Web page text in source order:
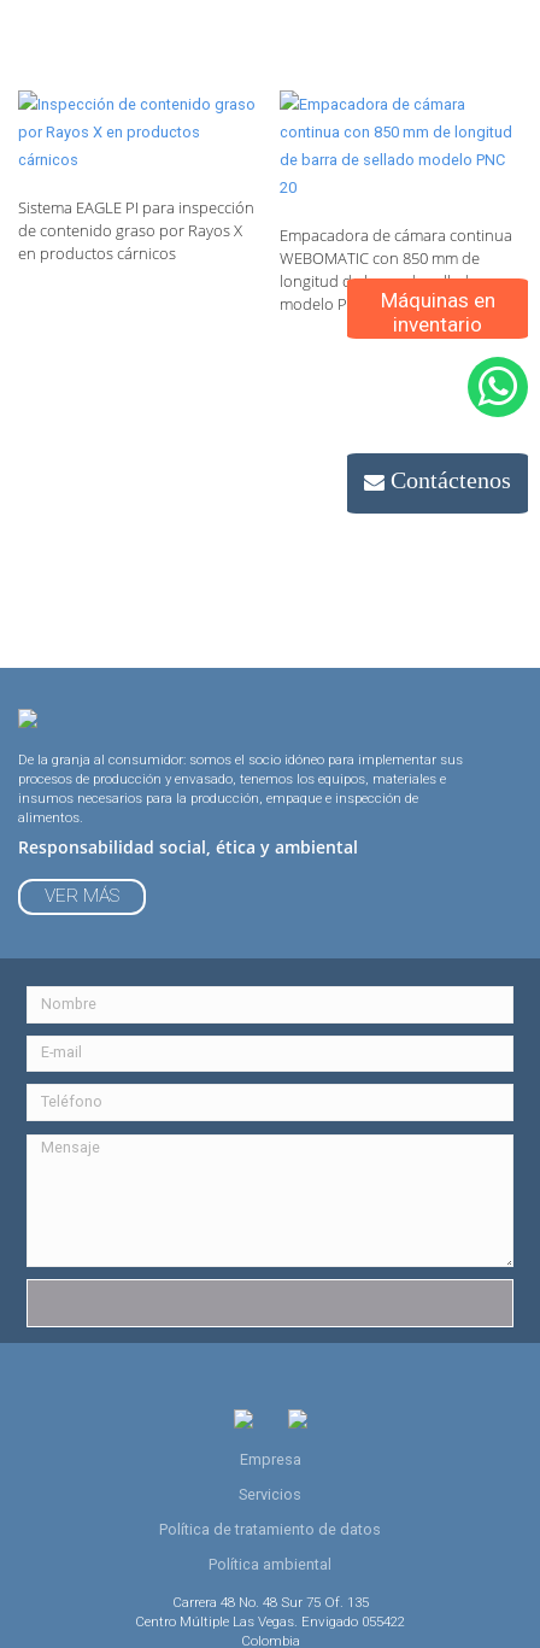
Contáctenos
Máquinas en
inventario
Sistema EAGLE PI para inspección
de contenido graso por Rayos X
en productos cárnicos
Empacadora de cámara continua
WEBOMATIC con 850 mm de
longitud de barra de sellado
modelo PNC 20
De la granja al consumidor: somos el socio idóneo para implementar sus
procesos de producción y envasado, tenemos los equipos, materiales e
insumos necesarios para la producción, empaque e inspección de
alimentos.
Responsabilidad social, ética y ambiental
VER MÁS
Empresa
Servicios
Política de tratamiento de datos
Política ambiental
Carrera 48 No. 48 Sur 75 Of. 135
Centro Múltiple Las Vegas. Envigado 055422
Colombia